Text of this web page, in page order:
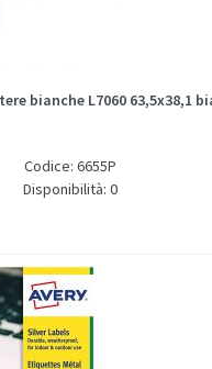
bianche L7060 63,5x38,1
Codice: 6655P
Disponibilità: 0